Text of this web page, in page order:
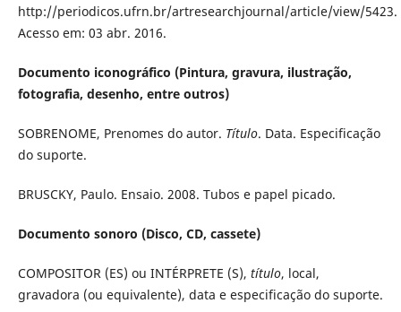
http://periodicos.ufrn.br/artresearchjournal/article/view/5423.
Acesso em: 03 abr. 2016.
Documento iconográfico (Pintura, gravura, ilustração,
fotografia, desenho, entre outros)
SOBRENOME, Prenomes do autor. Título. Data. Especificação
do suporte.
BRUSCKY, Paulo. Ensaio. 2008. Tubos e papel picado.
Documento sonoro (Disco, CD, cassete)
COMPOSITOR (ES) ou INTÉRPRETE (S), título, local,
gravadora (ou equivalente), data e especificação do suporte.